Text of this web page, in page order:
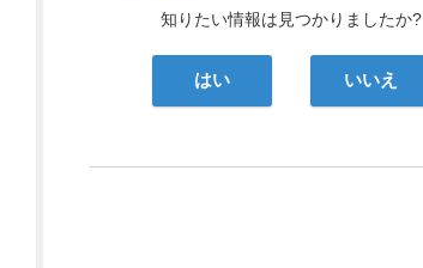
知りたい情報は見つかりましたか?
はい いいえ